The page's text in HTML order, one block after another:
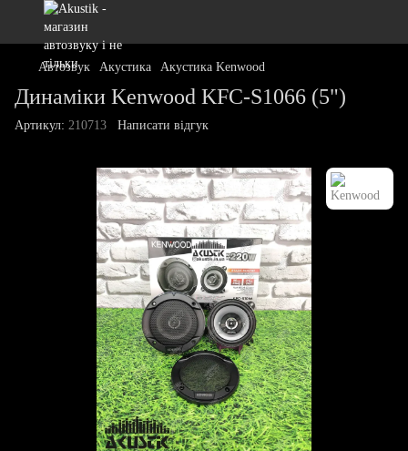
Автозвук Акустика Акустика Kenwood
Динаміки Kenwood KFC-S1066 (5")
Артикул: 210713 Написати відгук